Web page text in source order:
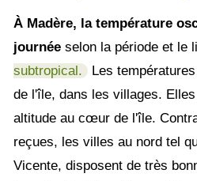
À Madère, la température
journéeselon la période et le
subtropical. Les
de l'île, dans les villages.
altitude au cœur de l'île.
reçues, les villes au nord tel
Vicente, disposent de très